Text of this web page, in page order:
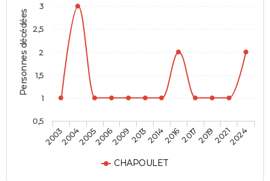
Personnes décédées
CHAPOULET
200320042005200620092013201420162017201920212024
0,5
1
1,5
2
2,5
3